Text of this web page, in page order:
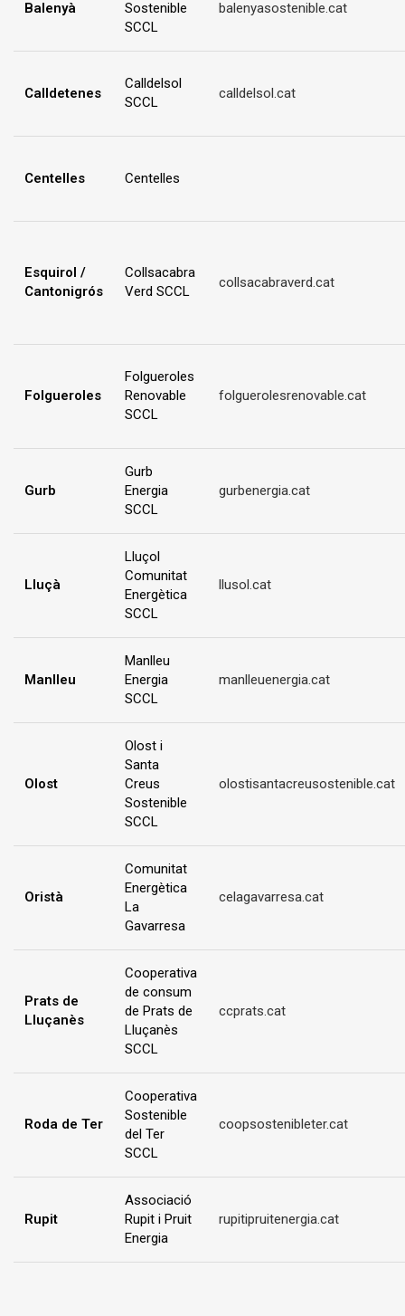
Balenyà
Sostenible
SCCL
balenyasostenible.cat
Calldetenes
Calldelsol
SCCL
calldelsol.cat
Centelles Centelles
Esquirol /
Cantonigrós
Collsacabra
Verd SCCL
collsacabraverd.cat
Folgueroles
Folgueroles
Renovable
SCCL
folguerolesrenovable.cat
Gurb
Gurb
Energia
SCCL
gurbenergia.cat
Lluçà
Lluçol
Comunitat
Energètica
SCCL
llusol.cat
Manlleu
Manlleu
Energia
SCCL
manlleuenergia.cat
Olost
Olost i
Santa
Creus
Sostenible
SCCL
olostisantacreusostenible.cat
Oristà
Comunitat
Energètica
La
Gavarresa
celagavarresa.cat
Prats de
Lluçanès
Cooperativa
de consum
de Prats de
Lluçanès
SCCL
ccprats.cat
Roda de Ter
Cooperativa
Sostenible
del Ter
SCCL
coopsostenibleter.cat
Rupit
Associació
Rupit i Pruit
Energia
rupitipruitenergia.cat